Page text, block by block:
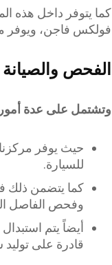
كما يتوفر داخل هذه
فولكس فاجن، ويوفر
الفحص
وتشتمل على عدة
حيث يوفر
للسيارة.
كما يتضمن ذلك
وفحص الفاصل
أيضاً يتم
قادرة على توليد